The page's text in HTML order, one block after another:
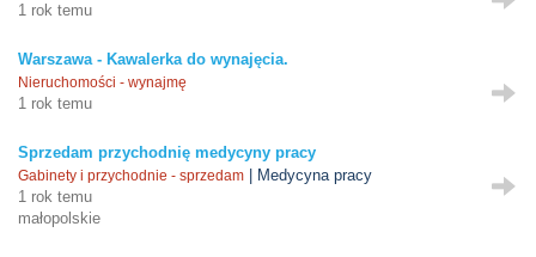
1 rok temu
Warszawa - Kawalerka do wynajęcia.
Nieruchomości - wynajmę
1 rok temu
Sprzedam przychodnię medycyny pracy
Gabinety i przychodnie - sprzedam | Medycyna pracy
1 rok temu
małopolskie